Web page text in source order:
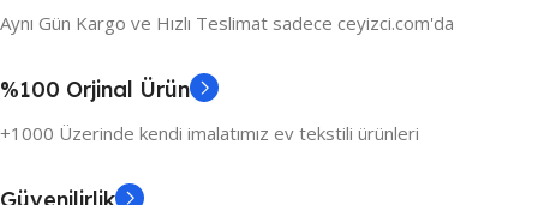
Aynı Gün Kargo ve Hızlı Teslimat sadece ceyizci.com'da
%100 Orjinal Ürün
+1000 Üzerinde kendi imalatımız ev tekstili ürünleri